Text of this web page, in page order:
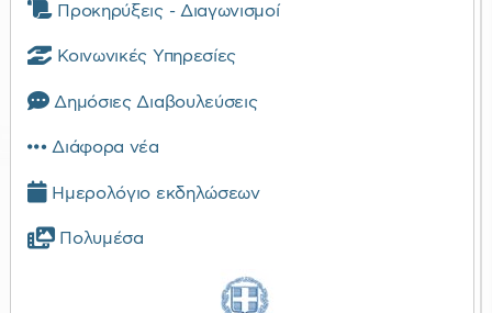
Προκηρύξεις - Διαγωνισμοί
Κοινωνικές Υπηρεσίες
Δημόσιες Διαβουλεύσεις
Διάφορα νέα
Ημερολόγιο εκδηλώσεων
Πολυμέσα